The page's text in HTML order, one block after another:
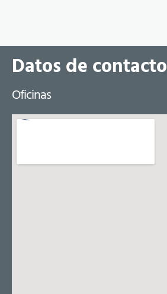
Datos de contacto
Oficinas